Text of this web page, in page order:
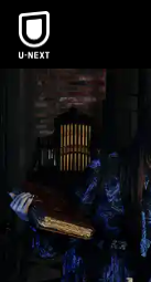
本文へスキップ